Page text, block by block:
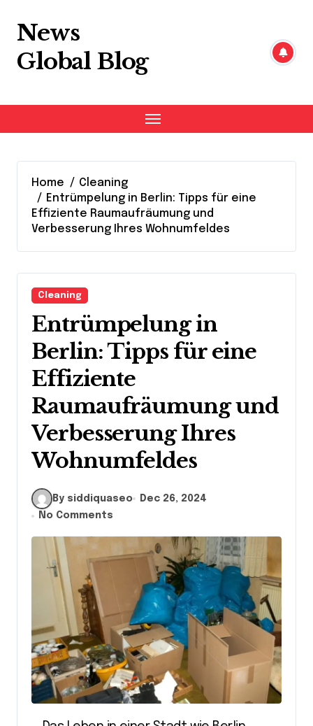
content
News
Global Blog
Home
Cleaning
Entrümpelung in Berlin: Tipps für eine
Effiziente Raumaufräumung und
Verbesserung Ihres Wohnumfeldes
Cleaning
Entrümpelung in
Berlin: Tipps für eine
Effiziente
Raumaufräumung und
Verbesserung Ihres
Wohnumfeldes
By siddiquaseo
Dec 26, 2024
No Comments